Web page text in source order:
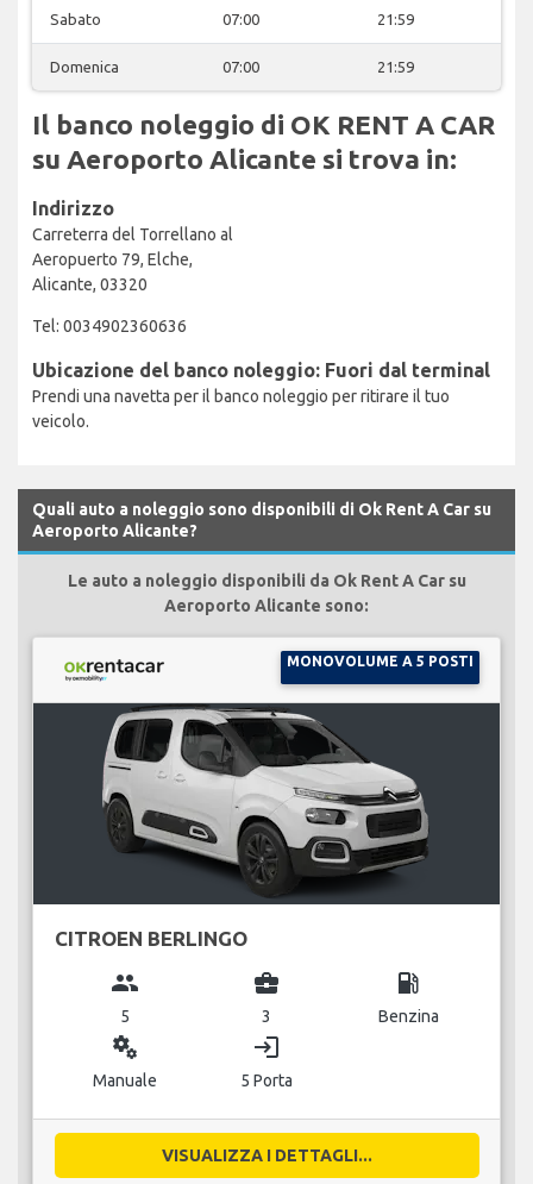
Sabato 07:00 21:59
Domenica 07:00 21:59
Il banco noleggio di OK RENT A CAR
su Aeroporto Alicante si trova in:
Indirizzo
Carreterra del Torrellano al
Aeropuerto 79, Elche,
Alicante, 03320
Tel: 0034902360636
Ubicazione del banco noleggio: Fuori dal terminal
Prendi una navetta per il banco noleggio per ritirare il tuo
veicolo.
Quali auto a noleggio sono disponibili di Ok Rent A Car su
Aeroporto Alicante?
Le auto a noleggio disponibili da Ok Rent A Car su
Aeroporto Alicante sono:
MONOVOLUME A 5 POSTI
CITROEN BERLINGO
group
5
business_center
3
local_gas_station
Benzina
miscellaneous_services
Manuale
login
5 Porta
VISUALIZZA I DETTAGLI...